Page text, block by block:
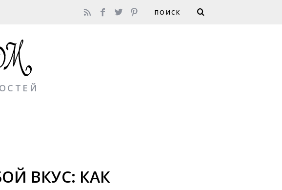
ВКУС: КАК